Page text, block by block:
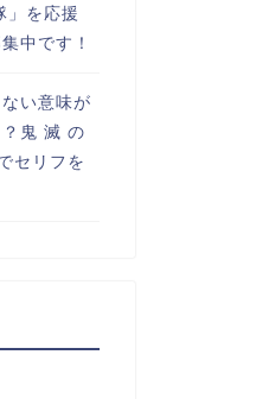
」を応援
中です！
い意味が
鬼 滅 の
セリフを